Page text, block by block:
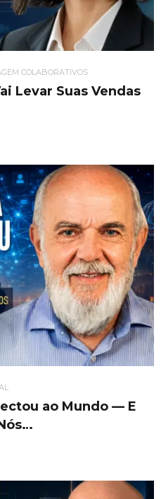
COLABORATIVOS
Levar Suas Vendas
ao Mundo — E